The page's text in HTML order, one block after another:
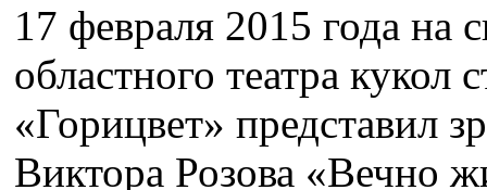
17 февраля 2015 года на
областного театра кукол
«Горицвет» представил
Виктора Розова «Вечно